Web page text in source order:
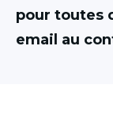
pour toutes
email au